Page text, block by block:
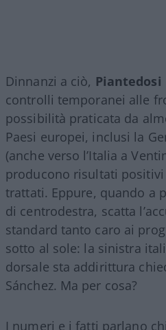
Dinnanzi a ciò, Piantedosi
controlli temporanei alle
possibilità praticata da
Paesi europei, inclusi la
(anche verso l’Italia a
producono risultati
trattati. Eppure, quando a
di centrodestra, scatta
standard tanto caro ai
sotto al sole: la sinistra
dorsale sta addirittura
Sánchez. Ma per cosa?
I numeri e i fatti parlano